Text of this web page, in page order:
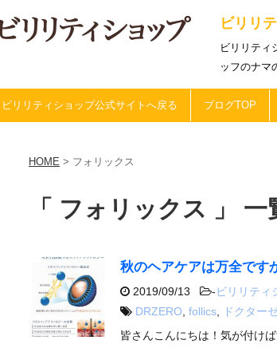
ビリリ
ビリリティ
ッフのナマ
ビリリティショップ公式サイトへ戻る ブログTOP
HOME > フォリックス
「 フォリックス 」 一
秋のヘアケアは万全です
2019/09/13 -ビリリティ
DRZERO follics ドクター
皆さんこんにちは！気が付け